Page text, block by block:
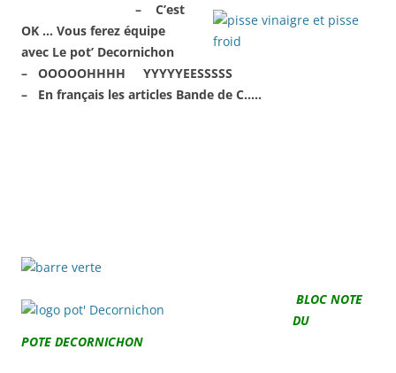
– C’est
OK … Vous ferez équipe
avec Le pot’ Decornichon
– OOOOOHHHH YYYYYEESSSSS
– En français les articles Bande de C…..
BLOC NOTE
DU
POTE DECORNICHON